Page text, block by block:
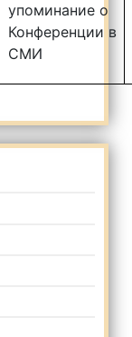
упоминание о
Конференции в
СМИ